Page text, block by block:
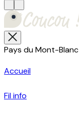
Pays du Mont-Blanc
Accueil
Fil info